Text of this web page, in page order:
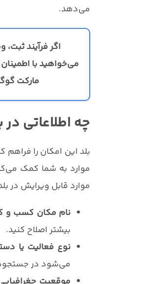
می‌دهد.
اگر فرآیند
می‌خواهید با
مارکت
چه اطلاعاتی
بلد این امکان را
موارد به شما کمک
موارد قابل ویرایش در
نام مکان کسب و
بیشتر اصلاح کنید.
نوع فعالیت یا
می‌شود در